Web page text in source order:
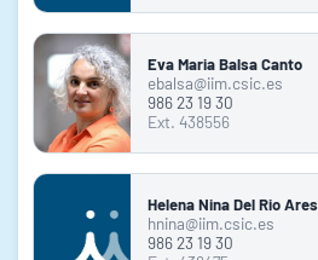
Eva Maria Balsa Canto
ebalsa@iim.csic.es
986 23 19 30
Ext. 438556
Helena Nina Del Rio Ares
hnina@iim.csic.es
986 23 19 30